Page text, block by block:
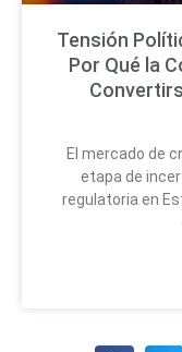
Tensión
Por Qué la
El mercado de
etapa de
regulatoria en